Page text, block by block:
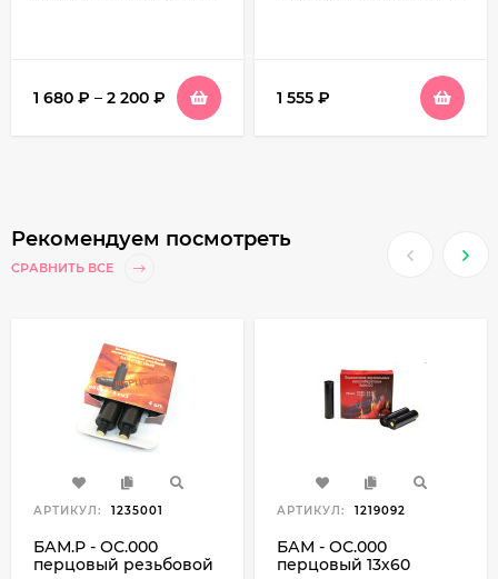
1 680 ₽ – 2 200 ₽ 1 555 ₽
Рекомендуем посмотреть
СРАВНИТЬ ВСЕ
АРТИКУЛ: 1235001
БАМ.Р - ОС.000
перцовый резьбовой
АРТИКУЛ: 1219092
БАМ - ОС.000
перцовый 13х60